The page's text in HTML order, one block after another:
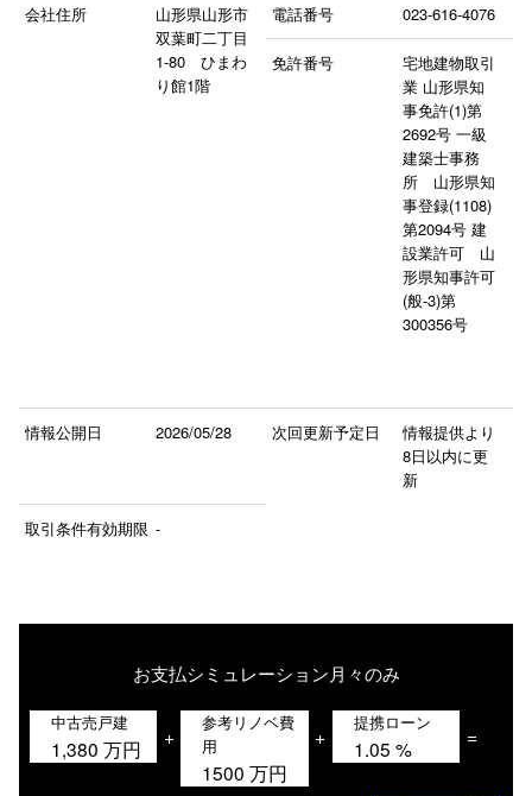
会社住所
山形県山形市
双葉町二丁目
1-80 ひまわ
り館1階
電話番号 023-616-4076
免許番号
宅地建物取引
業 山形県知
事免許(1)第
2692号 一級
建築士事務
所 山形県知
事登録(1108)
第2094号 建
設業許可 山
形県知事許可
(般-3)第
300356号
情報公開日 2026/05/28 次回更新予定日
情報提供より
8日以内に更
新
取引条件有効期限 -
お支払シミュレーション月々のみ
中古売戸建
1,380 万円 +
参考リノベ費
用
1500 万円
+
提携ローン
1.05 % =